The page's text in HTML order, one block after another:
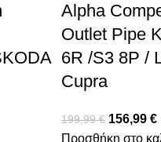
Alpha
Outlet Pipe
6R /S3 8P /
Cupra
199,99€ 156,99 €
Προσθήκη στο